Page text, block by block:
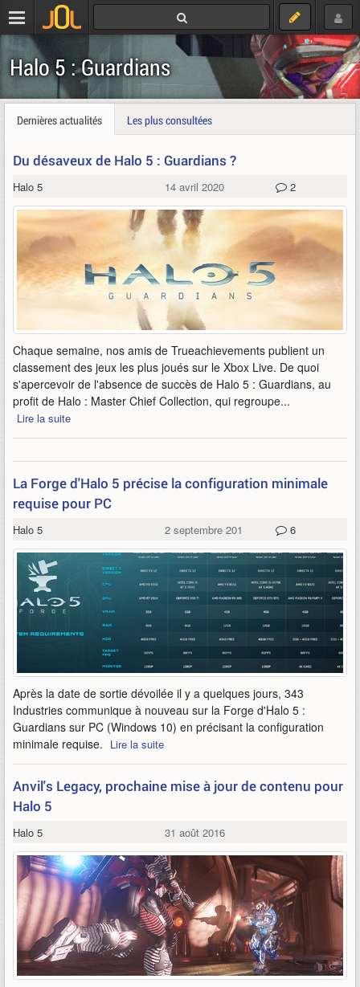
Halo 5 : Guardians
Dernières actualités Les plus consultées
Du désaveux de Halo 5 : Guardians ?
Halo 5 14 avril 2020 2
Chaque semaine, nos amis de Trueachievements publient un
classement des jeux les plus joués sur le Xbox Live. De quoi
s'apercevoir de l'absence de succès de Halo 5 : Guardians, au
profit de Halo : Master Chief Collection, qui regroupe...
Lire la suite
La Forge d'Halo 5 précise la configuration minimale
requise pour PC
Halo 5 2 septembre 2016 6
Après la date de sortie dévoilée il y a quelques jours, 343
Industries communique à nouveau sur la Forge d'Halo 5 :
Guardians sur PC (Windows 10) en précisant la configuration
minimale requise. Lire la suite
Anvil's Legacy, prochaine mise à jour de contenu pour
Halo 5
Halo 5 31 août 2016